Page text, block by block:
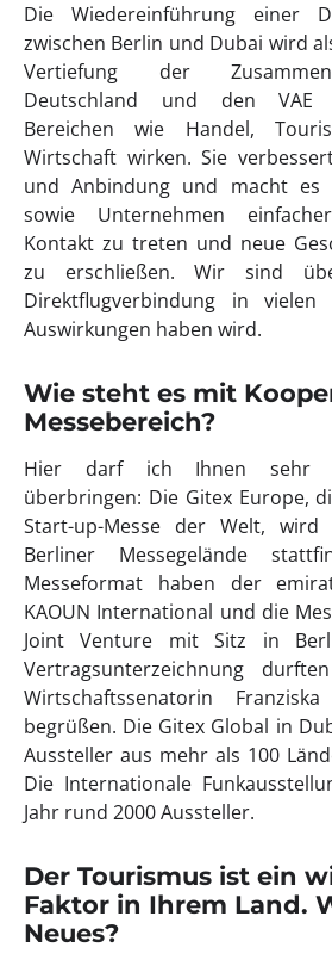
Die Wiedereinführung einer
zwischen Berlin und Dubai wird
Vertiefung der
Deutschland und den VAE
Bereichen wie Handel,
Wirtschaft wirken. Sie
und Anbindung und macht es
sowie Unternehmen
Kontakt zu treten und neue
zu erschließen. Wir sind
Direktflugverbindung in vielen
Auswirkungen haben wird.
Wie steht es mit
Messebereich?
Hier darf ich Ihnen sehr
überbringen: Die Gitex Europe,
Start-up-Messe der Welt,
Berliner Messegelände
Messeformat haben der
KAOUN International und die
Joint Venture mit Sitz in
Vertragsunterzeichnung
Wirtschaftssenatorin
begrüßen. Die Gitex Global in
Aussteller aus mehr als 100
Die Internationale
Jahr rund 2000 Aussteller.
Der Tourismus ist ein
Faktor in Ihrem Land.
Neues?